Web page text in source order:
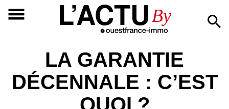
L’ACTUBy
LA GARANTIE
DÉCENNALE : C’EST
QUOI ?